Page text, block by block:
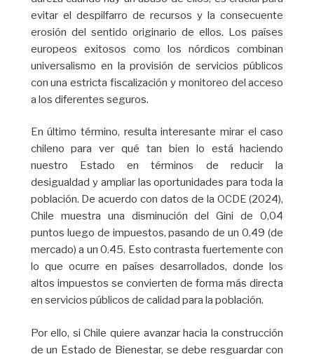
evitar el despilfarro de recursos y la consecuente
erosión del sentido originario de ellos. Los países
europeos exitosos como los nórdicos combinan
universalismo en la provisión de servicios públicos
con una estricta fiscalización y monitoreo del acceso
a los diferentes seguros.
En último término, resulta interesante mirar el caso
chileno para ver qué tan bien lo está haciendo
nuestro Estado en términos de reducir la
desigualdad y ampliar las oportunidades para toda la
población. De acuerdo con datos de la OCDE (2024),
Chile muestra una disminución del Gini de 0,04
puntos luego de impuestos, pasando de un 0.49 (de
mercado) a un 0.45. Esto contrasta fuertemente con
lo que ocurre en países desarrollados, donde los
altos impuestos se convierten de forma más directa
en servicios públicos de calidad para la población.
Por ello, si Chile quiere avanzar hacia la construcción
de un Estado de Bienestar, se debe resguardar con